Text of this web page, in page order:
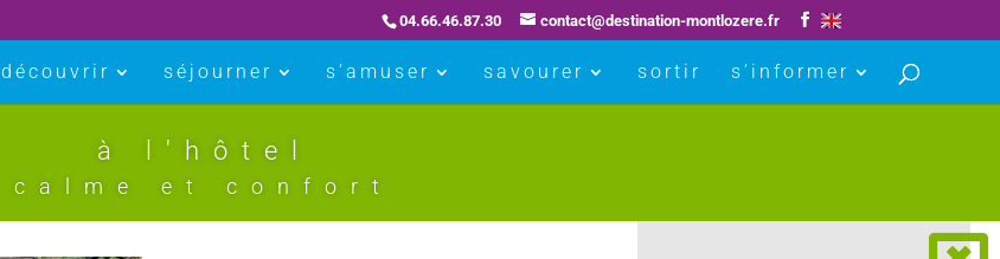
04.66.46.87.30 contact@destination-montlozere.fr
découvrir séjourner s’amuser savourer sortir s’informer
à l'hôtel
calme et confort